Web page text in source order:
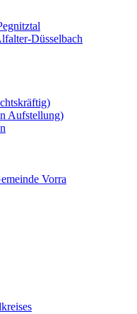
Düsselbach
Aufstellung)
Vorra